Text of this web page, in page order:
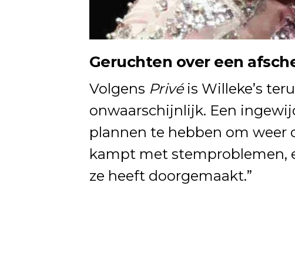
Geruchten over een
Volgens Privéis Willeke’s
onwaarschijnlijk. Een
plannen te hebben om weer
kampt met stemproblemen,
ze heeft doorgemaakt.”